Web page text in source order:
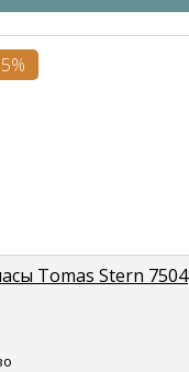
Tomas Stern 7504